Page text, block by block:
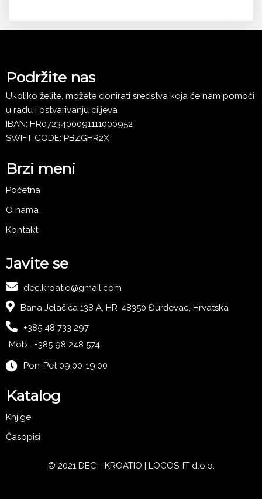
Podržite nas
Ukoliko želite, možete donirati sredstva koja će nam pomoći
u radu i ostvarivanju ciljeva
IBAN: HR0723400091111000952
SWIFT CODE: PBZGHR2X
Brzi meni
Početna
O nama
Kontakt
Javite se
dec.kroatio@gmail.com
Bana Jelačića 138 A, HR-48350 Đurđevac, Hrvatska
+385 48 733 297
Mob. +385 98 248 574
Pon-Pet 09:00-19:00
Katalog
Knjige
Časopisi
© 2021 DEC - KROATIO | LOGOS-IT d.o.o.